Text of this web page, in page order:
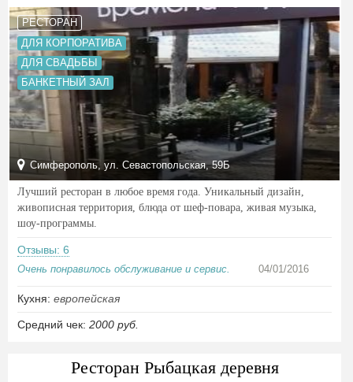
РЕСТОРАН
ДЛЯ КОРПОРАТИВА
ДЛЯ СВАДЬБЫ
БАНКЕТНЫЙ ЗАЛ
Симферополь, ул. Севастопольская, 59Б
Лучший ресторан в любое время года. Уникальный дизайн,
живописная территория, блюда от шеф-повара, живая музыка,
шоу-программы.
Отзывы: 6
Очень понравилось обслуживание и сервис. 04/01/2016
Кухня: европейская
Средний чек: 2000 руб.
Ресторан Рыбацкая деревня